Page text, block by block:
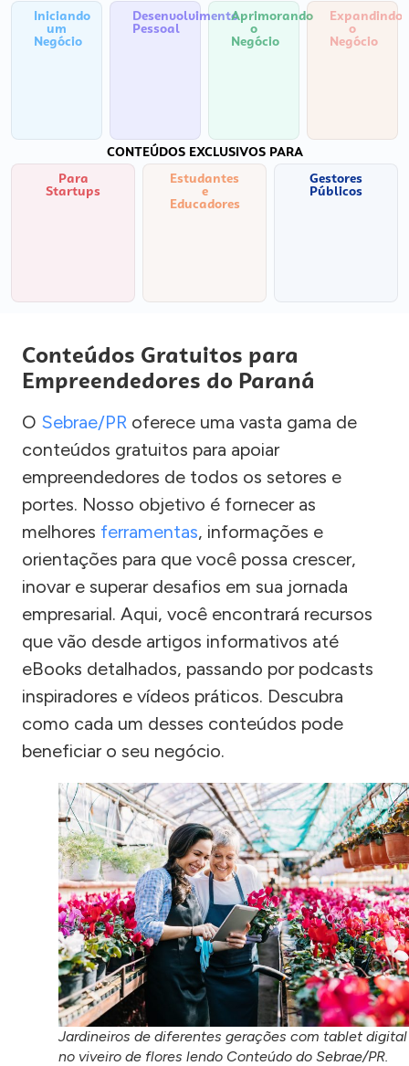
Iniciando
um
Negócio
Desenvolvimento
Pessoal
Aprimorando
o
Negócio
Expandindo
o
Negócio
CONTEÚDOS EXCLUSIVOS PARA
Para
Startups
Estudantes
e
Educadores
Gestores
Públicos
Conteúdos Gratuitos para
Empreendedores do Paraná
O Sebrae/PR oferece uma vasta gama de
conteúdos gratuitos para apoiar
empreendedores de todos os setores e
portes. Nosso objetivo é fornecer as
melhores ferramentas, informações e
orientações para que você possa crescer,
inovar e superar desafios em sua jornada
empresarial. Aqui, você encontrará recursos
que vão desde artigos informativos até
eBooks detalhados, passando por podcasts
inspiradores e vídeos práticos. Descubra
como cada um desses conteúdos pode
beneficiar o seu negócio.
Jardineiros de diferentes gerações com tablet digital
no viveiro de flores lendo Conteúdo do Sebrae/PR.